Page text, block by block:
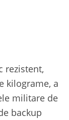
rezistent,
kilograme, a
militare de
backup